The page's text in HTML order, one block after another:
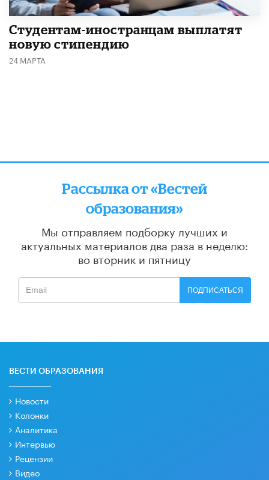
Студентам-иностранцам выплатят
новую стипендию
24 МАРТА
Рассылка от «Вестей
образования»
Мы отправляем подборку лучших и
актуальных материалов два раза в неделю:
во вторник и пятницу
ПОДПИСАТЬСЯ
ВЕСТИ ОБРАЗОВАНИЯ
Новости
Колонки
Аналитика
Интервью
Рецензии
Видео